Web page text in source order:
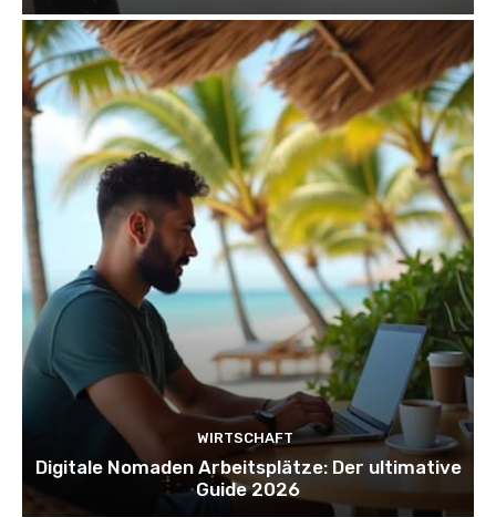
WIRTSCHAFT
Digitale Nomaden Arbeitsplätze: Der ultimative
Guide 2026